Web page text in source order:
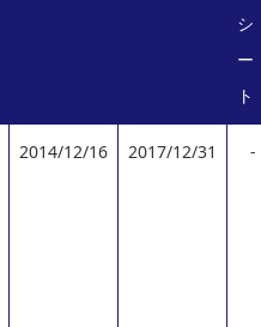
シ
ー
ト
2014/12/16 2017/12/31 -